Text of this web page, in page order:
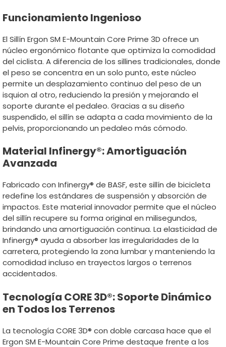
Funcionamiento Ingenioso
El Sillín Ergon SM E-Mountain Core Prime 3D ofrece un
núcleo ergonómico flotante que optimiza la comodidad
del ciclista. A diferencia de los sillines tradicionales, donde
el peso se concentra en un solo punto, este núcleo
permite un desplazamiento continuo del peso de un
isquion al otro, reduciendo la presión y mejorando el
soporte durante el pedaleo. Gracias a su diseño
suspendido, el sillín se adapta a cada movimiento de la
pelvis, proporcionando un pedaleo más cómodo.
Material Infinergy®: Amortiguación
Avanzada
Fabricado con Infinergy® de BASF, este sillín de bicicleta
redefine los estándares de suspensión y absorción de
impactos. Este material innovador permite que el núcleo
del sillín recupere su forma original en milisegundos,
brindando una amortiguación continua. La elasticidad de
Infinergy® ayuda a absorber las irregularidades de la
carretera, protegiendo la zona lumbar y manteniendo la
comodidad incluso en trayectos largos o terrenos
accidentados.
Tecnología CORE 3D®: Soporte Dinámico
en Todos los Terrenos
La tecnología CORE 3D® con doble carcasa hace que el
Ergon SM E-Mountain Core Prime destaque frente a los